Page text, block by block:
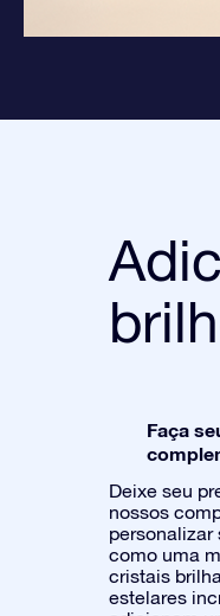
Faça
Deixe seu
nossos
personalizar
como uma
cristais
estelares